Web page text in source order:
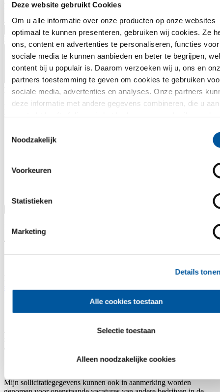
Deze website gebruikt Cookies
Om u alle informatie over onze producten op onze websites
optimaal te kunnen presenteren, gebruiken wij cookies. Ze
ons, content en advertenties te personaliseren, functies voor
sociale media te kunnen aanbieden en beter te begrijpen,
content bij u populair is. Daarom verzoeken wij u, ons en
partners toestemming te geven om cookies te gebruiken
sociale media, advertenties en analyses. Onze partners
deze informatie met andere gegevens combineren, die u
Noodzakelijk
Voorkeuren
Statistieken
Marketing
Details
Alle cookies toestaan
Selectie toestaan
Alleen noodzakelijke cookies
Moedertaal
Andere talen
Begeleidende brief
Bestanden uploaden*
In dit gedeelte kun je persoonlijke bestanden uploaden, zoals een
foto of je cv.
Bestandsgrootte tot 5 MB per bestand (maximaal 3 bestanden).
Toestemming voor gegevensbewerking
Ik bevestig dat ik de
sollicitanten
Als mijn sollicitatie niet wordt gehonoreerd, kunnen mijn
sollicitatiegegevens worden bewaard voor verdere vacatures. U kunt
de specifieke duur
Mijn sollicitatiegegevens kunnen ook in aanmerking worden